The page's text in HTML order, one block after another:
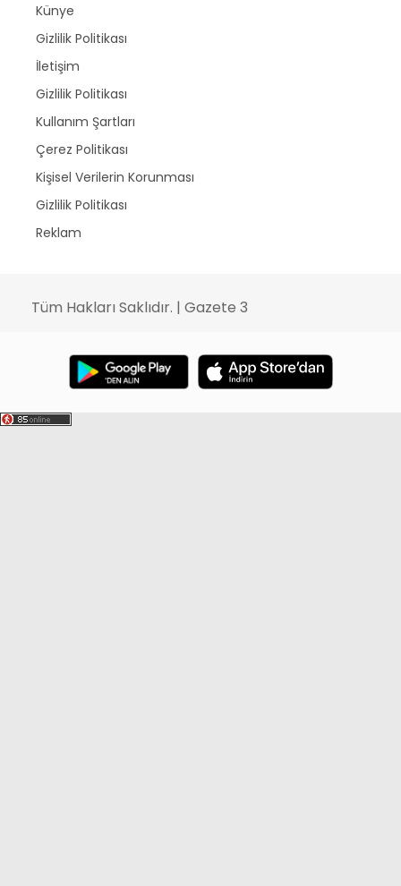
Künye
Gizlilik Politikası
İletişim
Gizlilik Politikası
Kullanım Şartları
Çerez Politikası
Kişisel Verilerin Korunması
Gizlilik Politikası
Reklam
Tüm Hakları Saklıdır. | Gazete 3